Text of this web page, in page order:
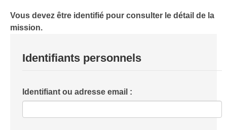
Vous devez être identifié pour consulter le détail de la
mission.
Identifiants personnels
Identifiant ou adresse email :